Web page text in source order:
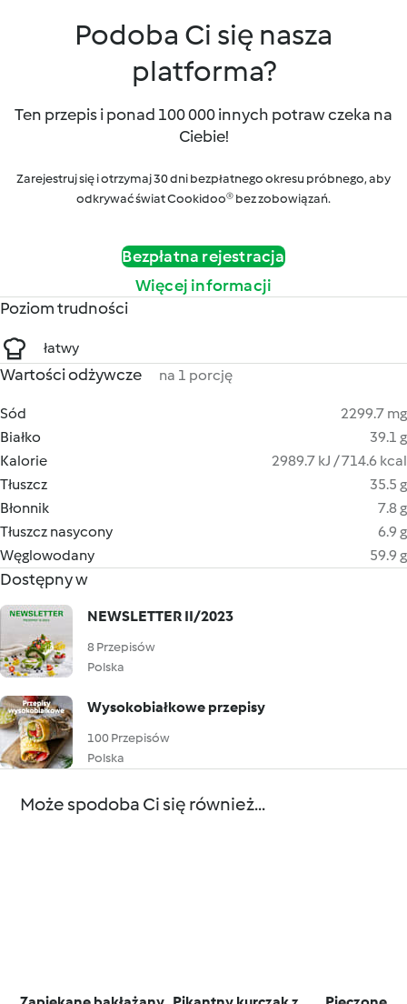
Podoba Ci się nasza
platforma?
Ten przepis i ponad 100 000 innych potraw czeka na
Ciebie!
Zarejestruj się i otrzymaj 30 dni bezpłatnego okresu próbnego, aby
odkrywać świat Cookidoo® bez zobowiązań.
Bezpłatna rejestracja
Więcej informacji
Poziom trudności
łatwy
Wartości odżywcze na 1 porcję
Sód
2299.7 mg
Białko
39.1 g
Kalorie
2989.7 kJ / 714.6 kcal
Tłuszcz
35.5 g
Błonnik
7.8 g
Tłuszcz nasycony
6.9 g
Węglowodany
59.9 g
Dostępny w
NEWSLETTER II/2023
8 Przepisów
Polska
Wysokobiałkowe przepisy
100 Przepisów
Polska
Może spodoba Ci się również...